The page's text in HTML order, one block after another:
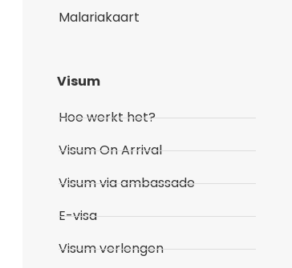
Malariakaart
Visum
Hoe werkt het?
Visum On Arrival
Visum via ambassade
E-visa
Visum verlengen